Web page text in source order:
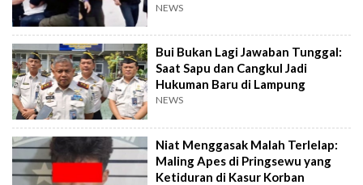
NEWS
Bui Bukan Lagi Jawaban Tunggal:
Saat Sapu dan Cangkul Jadi
Hukuman Baru di Lampung
NEWS
Niat Menggasak Malah Terlelap:
Maling Apes di Pringsewu yang
Ketiduran di Kasur Korban